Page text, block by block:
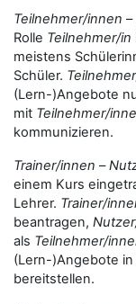
Teilnehmer/innen –
Rolle Teilnehmer/in
meistens
Schüler.
(Lern-)Angebote
mit Teilnehmer/
kommunizieren.
Trainer/innen –
einem Kurs
Lehrer. Trainer/
beantragen,
als Teilnehmer/
(Lern-)Angebote
bereitstellen.